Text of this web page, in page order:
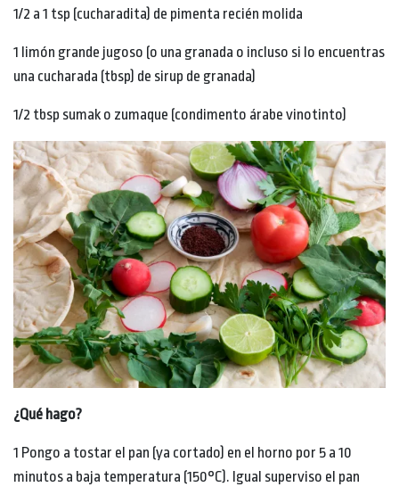
1/2 a 1 tsp (cucharadita) de pimenta recién molida
1 limón grande jugoso (o una granada o incluso si lo encuentras
una cucharada (tbsp) de sirup de granada)
1/2 tbsp sumak o zumaque (condimento árabe vinotinto)
¿Qué hago?
1 Pongo a tostar el pan (ya cortado) en el horno por 5 a 10
minutos a baja temperatura (150°C). Igual superviso el pan